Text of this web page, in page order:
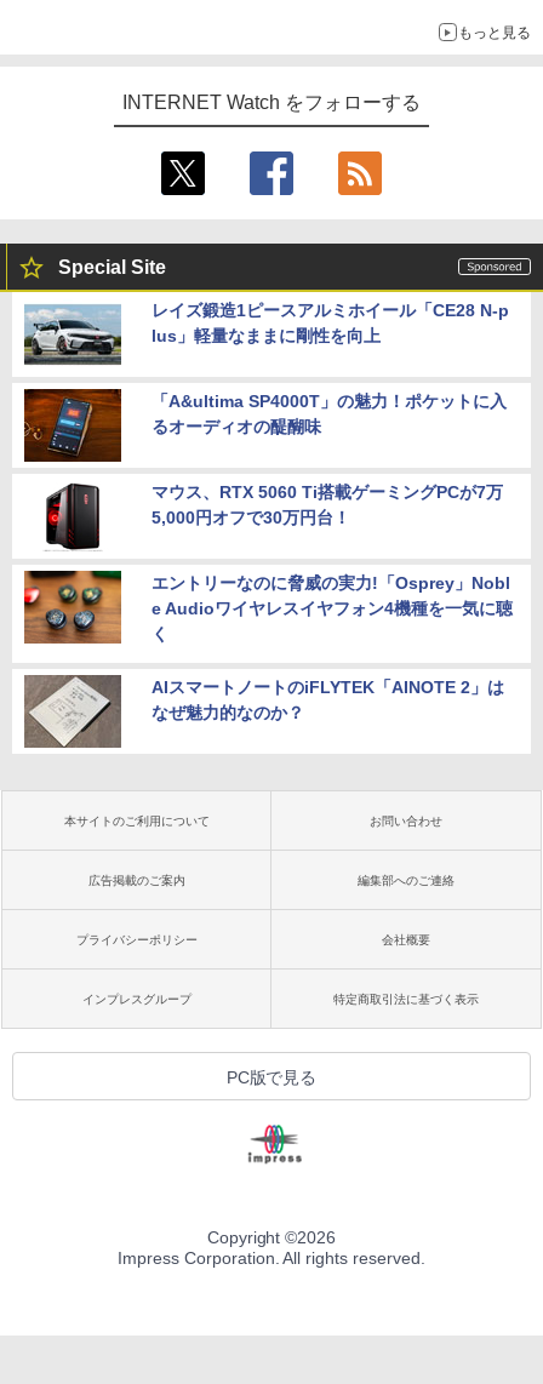
もっと見る
INTERNET Watch をフォローする
Special Site
レイズ鍛造1ピースアルミホイール「CE28 N-p
lus」軽量なままに剛性を向上
「A&ultima SP4000T」の魅力！ポケットに入
るオーディオの醍醐味
マウス、RTX 5060 Ti搭載ゲーミングPCが7万
5,000円オフで30万円台！
エントリーなのに脅威の実力!「Osprey」Nobl
e Audioワイヤレスイヤフォン4機種を一気に聴
く
AIスマートノートのiFLYTEK「AINOTE 2」は
なぜ魅力的なのか？
本サイトのご利用について お問い合わせ
広告掲載のご案内 編集部へのご連絡
プライバシーポリシー 会社概要
インプレスグループ 特定商取引法に基づく表示
PC版で見る
Copyright ©2026
Impress Corporation. All rights reserved.